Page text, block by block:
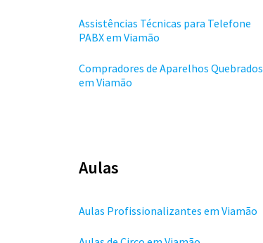
Assistências Técnicas para Telefone
PABX em Viamão
Compradores de Aparelhos Quebrados
em Viamão
Aulas
Aulas Profissionalizantes em Viamão